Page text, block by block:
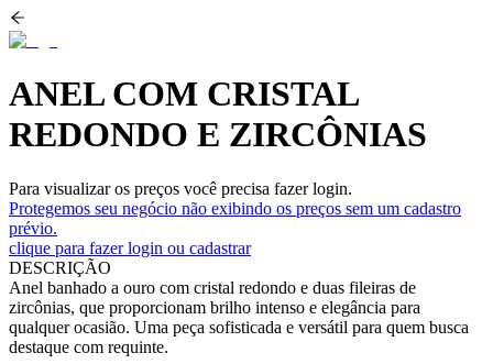
ANEL COM CRISTAL
REDONDO E ZIRCÔNIAS
Para visualizar os preços você precisa fazer login.
Protegemos seu negócio não exibindo os preços sem um cadastro
prévio.
clique para fazer login ou cadastrar
DESCRIÇÃO
Anel banhado a ouro com cristal redondo e duas fileiras de
zircônias, que proporcionam brilho intenso e elegância para
qualquer ocasião. Uma peça sofisticada e versátil para quem busca
destaque com requinte.